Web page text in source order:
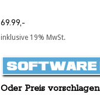
69.99,-
inklusive 19% MwSt.
Oder Preis vorschlagen